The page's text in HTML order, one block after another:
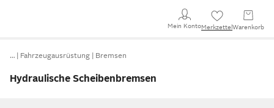
Mein KontoMerkzettel Warenkorb
… Fahrzeugausrüstung Bremsen
Hydraulische Scheibenbremsen